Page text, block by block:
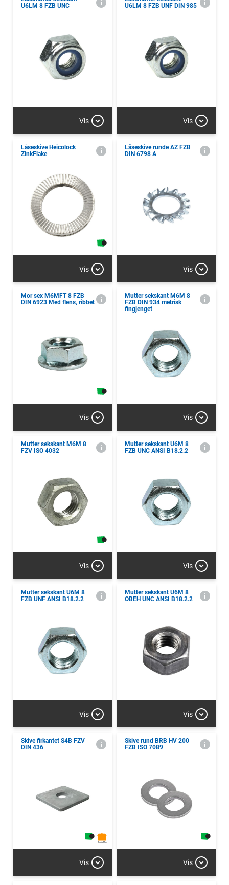
U6LM 8 FZB UNC
Vis
U6LM 8 FZB UNF DIN 985
Vis
Låseskive Heicolock
ZinkFlake
Vis
Låseskive runde AZ FZB
DIN 6798 A
Vis
Mor sex M6MFT 8 FZB
DIN 6923 Med flens, ribbet
Vis
Mutter sekskant M6M 8
FZB DIN 934 metrisk
fingjenget
Vis
Mutter sekskant M6M 8
FZV ISO 4032
Vis
Mutter sekskant U6M 8
FZB UNC ANSI B18.2.2
Vis
Mutter sekskant U6M 8
FZB UNF ANSI B18.2.2
Vis
Mutter sekskant U6M 8
OBEH UNC ANSI B18.2.2
Vis
Skive firkantet S4B FZV
DIN 436
Vis
Skive rund BRB HV 200
FZB ISO 7089
Vis